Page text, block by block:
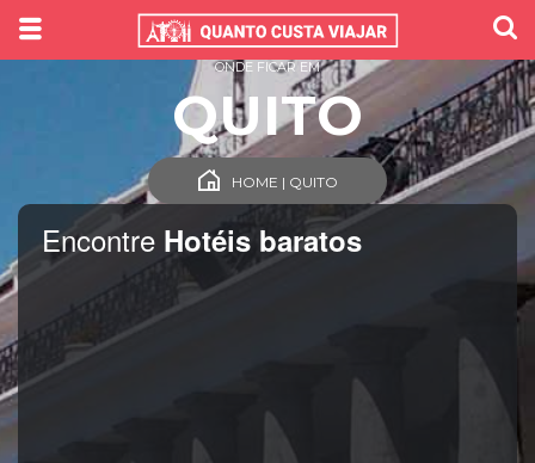
Encontre Hotéis baratos
ONDE FICAR EM
QUITO
HOME | QUITO